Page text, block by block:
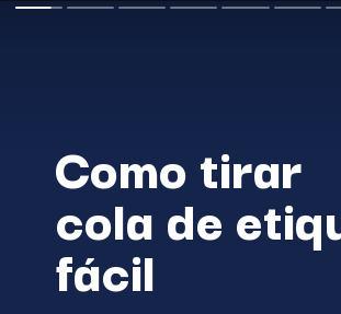
Como tirar
cola de
fácil